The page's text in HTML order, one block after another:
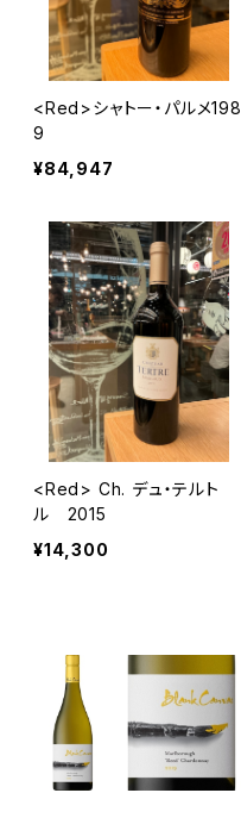
<Red>シャトー・パルメ198
9
¥84,947
<Red> Ch. デュ・テルト
ル 2015
¥14,300